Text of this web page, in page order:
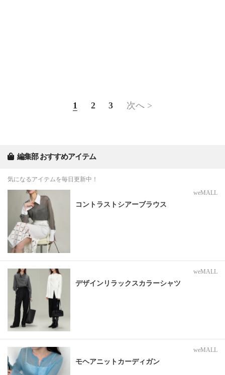
1 2 3 次へ >
編集部 おすすめアイテム
気になるアイテムを毎日更新中！
weMALL
コントラストシアーブラウス
weMALL
デザインリラックスカラーシャツ
weMALL
モヘアニットカーディガン